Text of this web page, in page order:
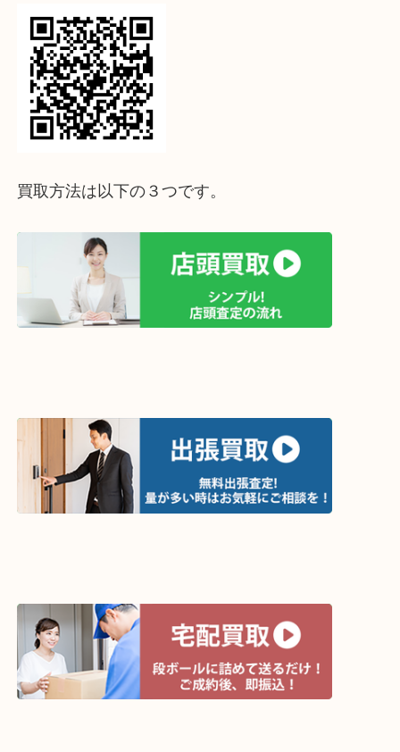
ライン査定始めました☆お友だち登録お願いしま
↓スマホでご覧頂いている方はこちらをタップ↓
↓パソコンでご覧頂いている方は、こちらをスマホ
って下さい↓
買取方法は以下の３つです。